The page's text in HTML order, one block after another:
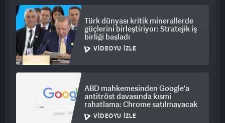
Türk dünyası kritik minerallerde
güçlerini birleştiriyor: Stratejik iş
birliği başladı
VIDEOYU İZLE
ABD mahkemesinden Google'a
antitröst davasında kısmi
rahatlama: Chrome satılmayacak
VIDEOYU İZLE